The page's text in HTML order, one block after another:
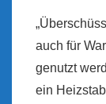
auch für
genutzt
ein